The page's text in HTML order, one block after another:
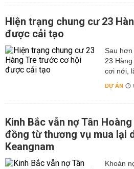
Hiện trạng chung cư 23
được cải tạo
Sau
23
cơi nới,
DỰ ÁN
Kinh Bắc vẫn nợ Tân
đồng từ thương vụ mua lại
Keangnam